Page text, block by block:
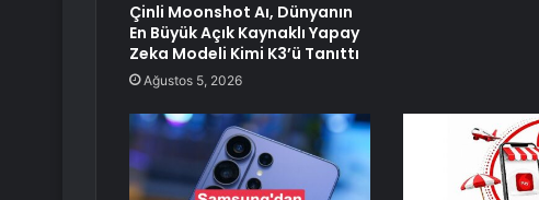
Çinli Moonshot Aı, Dünyanın
En Büyük Açık Kaynaklı Yapay
Zeka Modeli Kimi K3’ü Tanıttı
Ağustos 5, 2026